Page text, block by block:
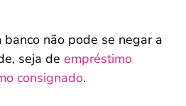
banco não pode se negar a
seja de empréstimo
consignado.